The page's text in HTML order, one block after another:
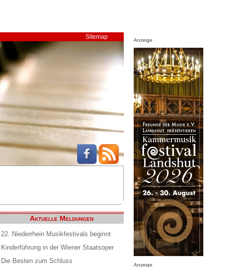
Sitemap
Aktuelle Meldungen
22. Niederrhein Musikfestivals beginnt
Kinderführung in der Wiener Staatsoper
Die Besten zum Schluss
Anzeige
Anzeige